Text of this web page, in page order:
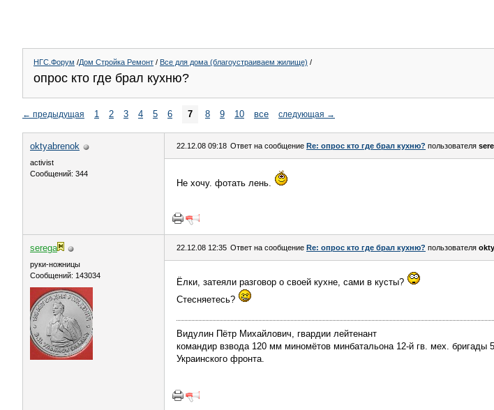
НГС.Форум /Дом Стройка Ремонт / Все для дома (благоустраиваем жилище) /
опрос кто где брал кухню?
← предыдущая 1 2 3 4 5 6 7 8 9 10 все следующая →
oktyabrenok
activist
Сообщений: 344
22.12.08 09:18 Ответ на сообщение Re: опрос кто где брал кухню? пользователя
Не хочу. фотать лень.
serega
руки-ножницы
Сообщений: 143034
22.12.08 12:35 Ответ на сообщение Re: опрос кто где брал кухню? пользователя
Ёлки, затеяли разговор о своей кухне, сами в кусты?
Стесняетесь?
Видулин Пётр Михайлович, гвардии лейтенант
командир взвода 120 мм миномётов минбатальона 12-й гв. мех. бригады
Украинского фронта.